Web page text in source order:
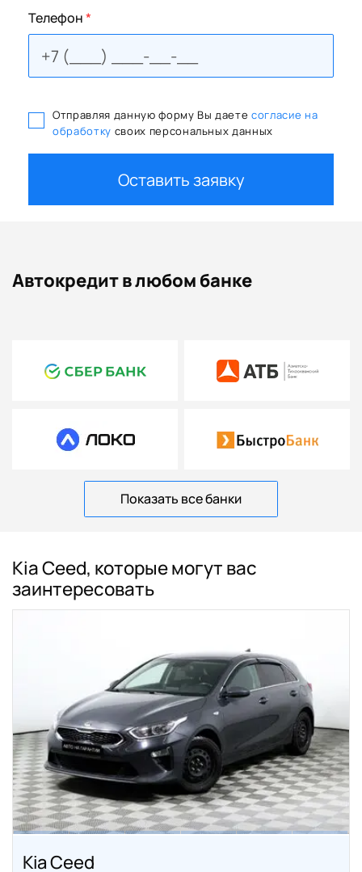
Телефон*
Отправляя данную форму Вы даете согласие на
обработку своих персональных данных
Оставить заявку
Автокредит в любом банке
Показать все банки
Kia Ceed, которые могут вас
заинтересовать
Kia Ceed